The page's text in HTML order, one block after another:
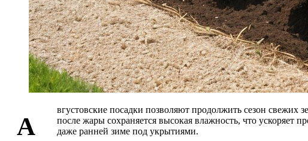
А
вгустовские посадки позволяют продолжить сезон свежих
после жары сохраняется высокая влажность, что ускоряет
даже ранней зиме под укрытиями.